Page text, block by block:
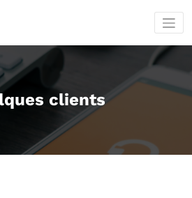
clients